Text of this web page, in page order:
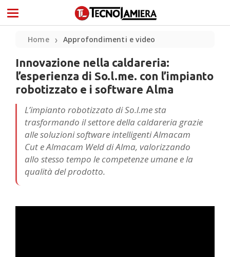
Home ❯ Approfondimenti e video
Innovazione nella caldareria:
l’esperienza di So.l.me. con l’impianto
robotizzato e i software Alma
L’impianto robotizzato di So.l.me sta
trasformando il settore della caldareria grazie
alle soluzioni software intelligenti Almacam
Cut e Almacam Weld di Alma, valorizzando
allo stesso tempo le competenze umane e la
qualità del prodotto.